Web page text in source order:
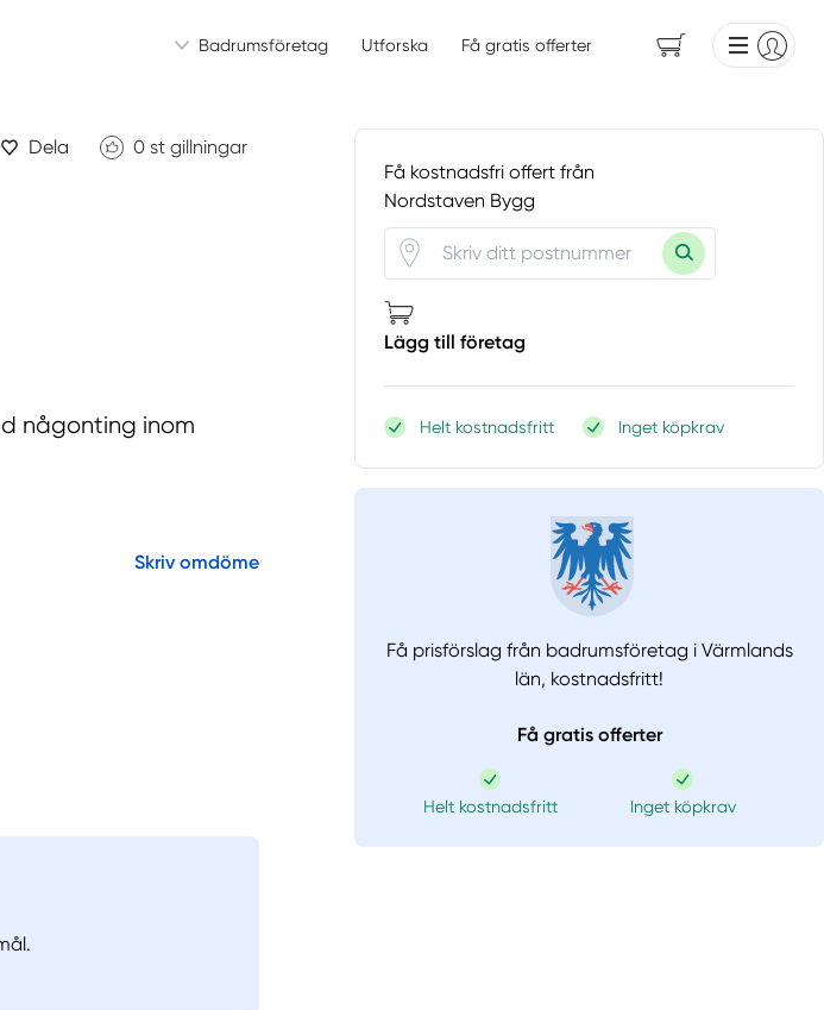
Badrumsföretag Utforska Få gratis offerter
Dela 0 st gillningar
någonting inom
Skriv omdöme
Få kostnadsfri offert från
Nordstaven Bygg
Lägg till företag
Helt kostnadsfritt Inget köpkrav
Få prisförslag från badrumsföretag i Värmlands
län, kostnadsfritt!
Få gratis offerter
Helt kostnadsfritt Inget köpkrav